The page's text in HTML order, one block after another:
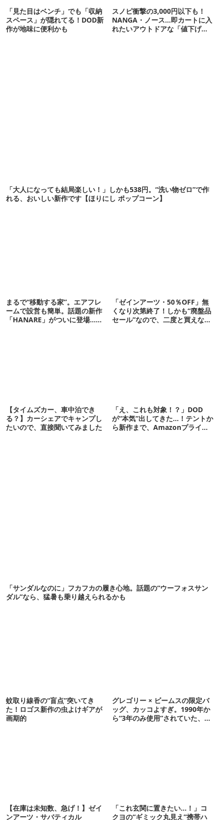
「見た目はベンチ」でも「収納
スペース」が隠れてる！DOD新
作が地味に便利かも
スノピ衝撃の3,000円以下も！
NANGA・ノース…即カートに入
れたいアウトドアな「値下げ夏
「大人になっても結局楽しい！」しかも538円。“洗い物ゼロ”で作
れる、おいしい新作です【ほりにし ポップコーン】
まるで“移動する家”。エアフレ
ームで設営も簡単。話題の新作
「HANARE」がついに登場…！
「ゼインアーツ・50％OFF」無
くなり次第終了！しかも“廃盤品
セール”なので、二度と買えない
【タイムズカー、車中泊でき
る？】カーシェアでキャンプし
たいので、直接聞いてみました
「え、これも対象！？」DOD
が“本気”出してきた…！テントか
ら新作まで、Amazonプライム
「サンダルなのに」フカフカの履き心地。話題の“ウーフォスサン
ダル”なら、猛暑も乗り越えられるかも
蚊取り線香の“盲点”突いてき
た！ロゴス新作の虫よけギアが
画期的
グレゴリー × ビームスの限定バ
ッグ、カッコよすぎ。1990年か
ら“3年のみ使用”されていた、紫
【在庫は未知数、急げ！】ゼイ
ンアーツ・サバティカル
「これ玄関に置きたい…！」コ
クヨの“ギミック丸見え”携帯ハ